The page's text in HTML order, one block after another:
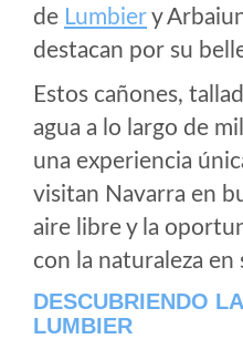
de Lumbiery
destacan por su
Estos cañones,
agua a lo largo de
una experiencia
visitan Navarra en
aire libre y la
con la naturaleza en
DESCUBRIENDO
LUMBIER